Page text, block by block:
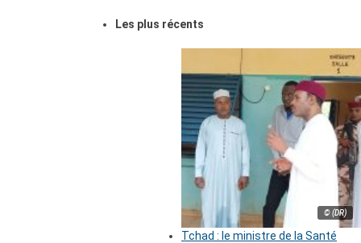
Les plus récents
© (DR)
Tchad : le ministre de la Santé